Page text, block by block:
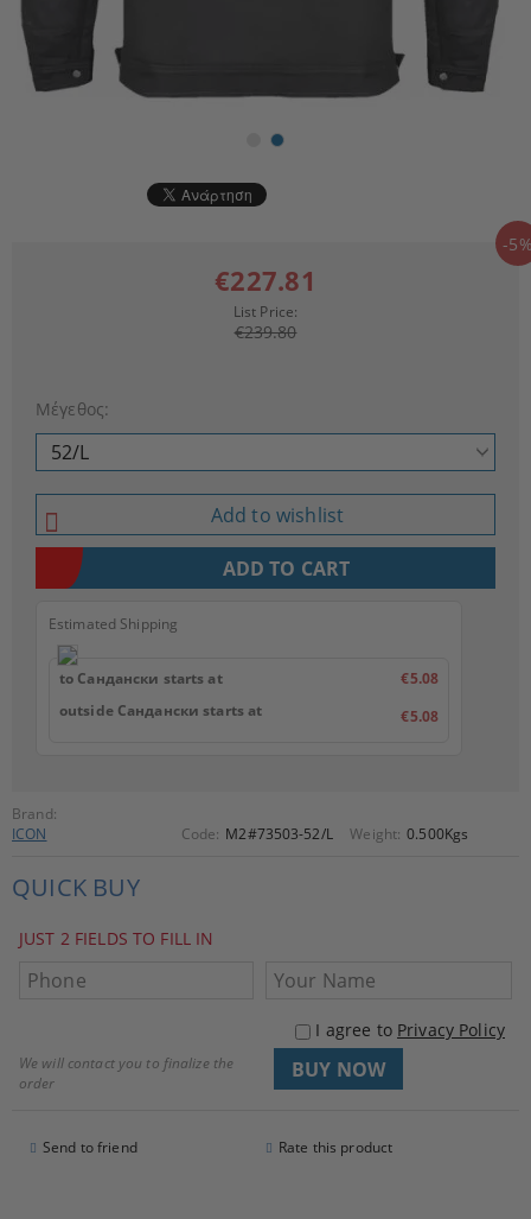
Brand:
ICON
Code: M2#73503-52/L Weight: 0.500Kgs
QUICK BUY
JUST 2 FIELDS TO FILL IN
I agree to Privacy Policy
We will contact you to finalize the
order
Send to friend Rate this product
-
€227.81
List Price:
€239.80
Μέγεθος:
Add to wishlist
Estimated Shipping
to Сандански starts at
€5.08
outside Сандански starts at
€5.08